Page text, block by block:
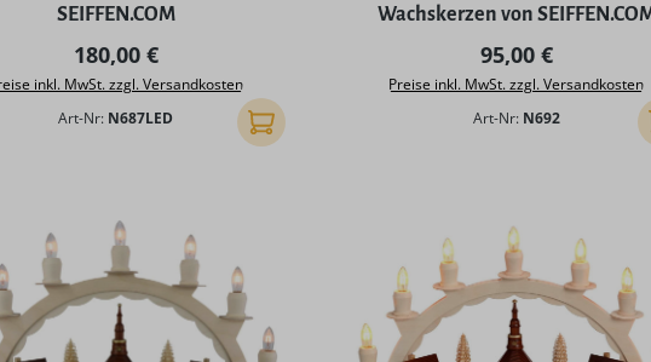
SEIFFEN.COM
Regulärer Preis:
180,00 €
inkl. MwSt. zzgl. Versandkosten
Art-Nr: N687LED In den Warenkorb
Wachskerzen von
Regulärer Preis:
95,00 €
Preise inkl. MwSt. zzgl. Versandkosten
Art-Nr: N692